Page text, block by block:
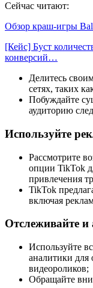
Сейчас читают:
Обзор краш-игры
[Кейс] Буст
конверсий…
Делитесь
сетях, таких
Побуждайте
аудиторию
Используйте
Рассмотрите
опции TikTok
привлечения
TikTok
включая
Отслеживайте и
Используйте
аналитики для
видеороликов;
Обращайте